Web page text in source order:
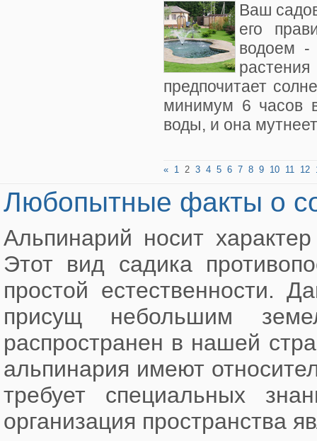
Ваш
его
водоем -
предпочитает
минимум 6 часов
воды, и она
« 1 2 3 4 5 6 7 8 9 10 11 12
Любопытные факты о
Альпинарий носит
Этот вид садика
простой естественности.
присущ небольшим
распространен в нашей
альпинария имеют
требует специальных
организация пространства